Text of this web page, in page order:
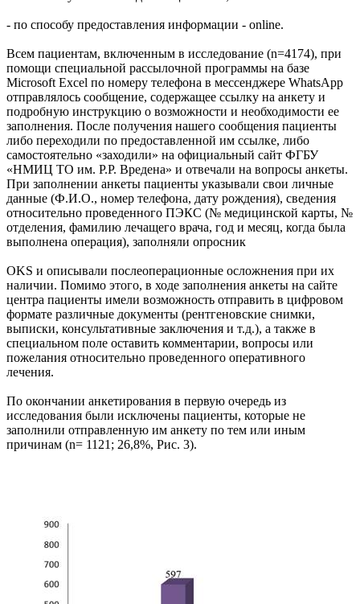
- по способу предоставления информации - online.
Всем пациентам, включенным в исследование (n=4174), при
помощи специальной рассылочной программы на базе
Microsoft Excel по номеру телефона в мессенджере WhatsApp
отправлялось сообщение, содержащее ссылку на анкету и
подробную инструкцию о возможности и необходимости ее
заполнения. После получения нашего сообщения пациенты
либо переходили по предоставленной им ссылке, либо
самостоятельно «заходили» на официальный сайт ФГБУ
«НМИЦ ТО им. Р.Р. Вредена» и отвечали на вопросы анкеты.
При заполнении анкеты пациенты указывали свои личные
данные (Ф.И.О., номер телефона, дату рождения), сведения
относительно проведенного ПЭКС (№ медицинской карты, №
отделения, фамилию лечащего врача, год и месяц, когда была
выполнена операция), заполняли опросник
OKS и описывали послеоперационные осложнения при их
наличии. Помимо этого, в ходе заполнения анкеты на сайте
центра пациенты имели возможность отправить в цифровом
формате различные документы (рентгеновские снимки,
выписки, консультативные заключения и т.д.), а также в
специальном поле оставить комментарии, вопросы или
пожелания относительно проведенного оперативного
лечения.
По окончании анкетирования в первую очередь из
исследования были исключены пациенты, которые не
заполнили отправленную им анкету по тем или иным
причинам (n= 1121; 26,8%, Рис. 3).